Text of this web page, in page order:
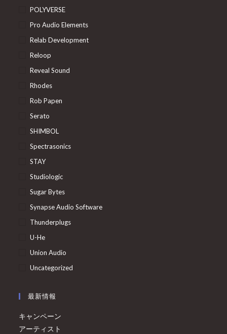
POLYVERSE
Pro Audio Elements
Relab Development
Reloop
Reveal Sound
Rhodes
Rob Papen
Serato
SHIMBOL
Spectrasonics
STAY
Studiologic
Sugar Bytes
Synapse Audio Software
Thunderplugs
U-He
Union Audio
Uncategorized
最新情報
キャンペーン
アーティスト